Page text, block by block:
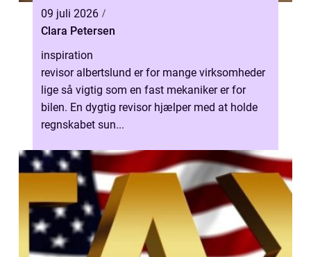
09 juli 2026
Clara Petersen
inspiration
revisor albertslund er for mange virksomheder
lige så vigtig som en fast mekaniker er for
bilen. En dygtig revisor hjælper med at holde
regnskabet sun...